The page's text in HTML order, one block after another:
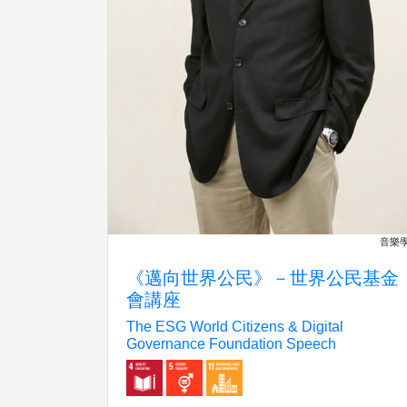
音樂
《邁向世界公民》－世界公民基金
會講座
The ESG World Citizens & Digital
Governance Foundation Speech